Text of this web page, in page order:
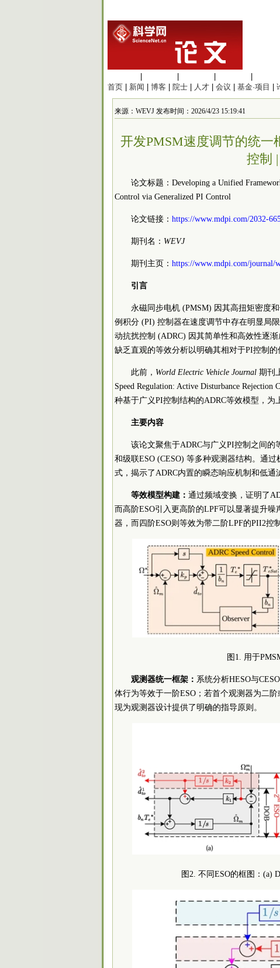
首页
新闻 博客 院士 人才 会议 基金·项目
来源：WEVJ 发布时间：2026/4/23 15:19:41
开发PMSM速度调节的统
控制
论文标题：Developing a Unified
Control via Generalized PI Control
论文链接： https://www.mdpi.com/2032-
期刊名： WEVJ
期刊主页： https://www.mdpi.com/journal/
引言
永磁同步电机 (PMSM) 因其高扭矩密度
例积分 (PI) 控制器在速度调节中存在明显局
动抗扰控制 (ADRC) 因其简单性和高效性逐
缺乏直观的等效分析以明确其相对于PI控制
此前， World Electric Vehicle Journal 期刊
Speed Regulation: Active Disturbance
种基于广义PI控制结构的ADRC等效模型，为
主要内容
该论文聚焦于ADRC与广义PI控制之间的
和级联ESO (CESO) 等多种观测器结构。通
式，揭示了ADRC内置的瞬态响应机制和低通
等效模型构建： 通过频域变换，证明了
而高阶ESO引入更高阶的LPF可以显著提升
器，而四阶ESO则等效为带二阶LPF的PII2控
图1. 用于
观测器统一框架： 系统分析HESO与
体行为等效于一阶ESO；若首个观测器为二
现为观测器设计提供了明确的指导原则。
图2. 不同ESO的框图：(a)